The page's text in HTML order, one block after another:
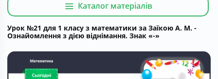
Каталог матеріалів
Урок №21 для 1 класу з математики за Заїкою А. М. -
Ознайомлення з дією віднімання. Знак «-»